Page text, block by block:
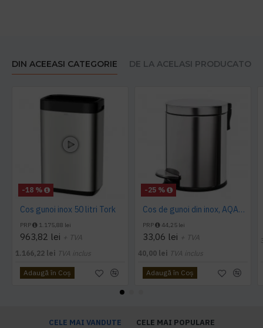
DIN ACEEASI CATEGORIE DE LA ACELASI PRODUCATOR
-18 %
Cos gunoi inox 50 litri Tork
PRP 1.175,88 lei
963,82 lei + TVA
1.166,22 lei TVA inclus
Adaugă în Coş
-25 %
Cos de gunoi din inox, AQAS 5L
PRP 44,25 lei
33,06 lei + TVA
40,00 lei TVA inclus
Adaugă în Coş
CELE MAI VANDUTE CELE MAI POPULARE